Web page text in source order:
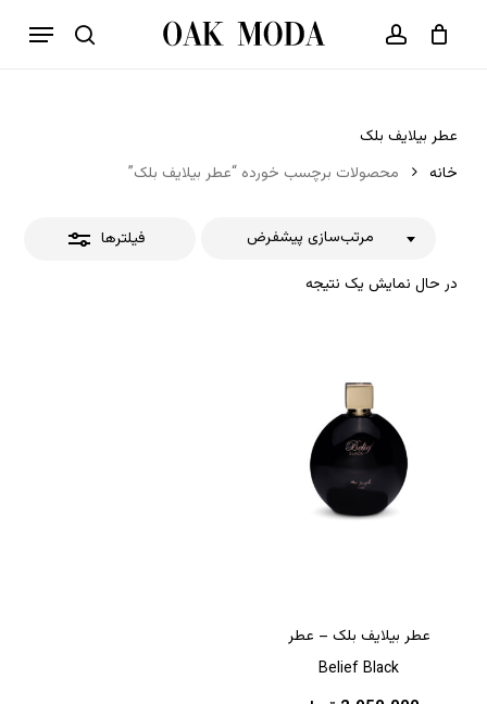
جستجو حساب کاربری
فهرست
سبد خرید بستن
عطر بیلایف بلک
خانه
محصولات برچسب خورده “عطر بیلایف بلک”
فیلترها
در حال نمایش یک نتیجه
مرتب‌سازی پیشفرض
بستن
عطر بیلایف بلک – عطر
Belief Black